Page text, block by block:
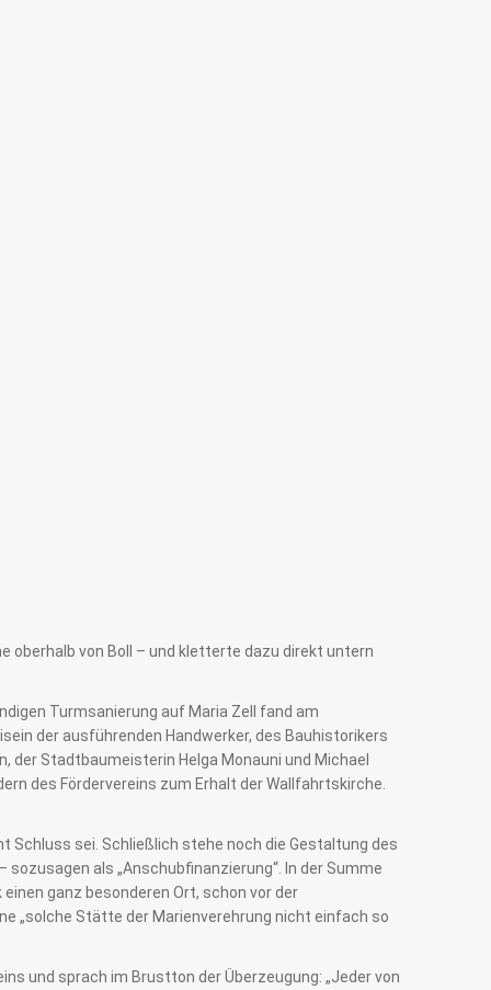
oberhalb von Boll – und kletterte dazu direkt untern
Turmsanierung auf Maria Zell fand am
der ausführenden Handwerker, des Bauhistorikers
der Stadtbaumeisterin Helga Monauni und Michael
des Fördervereins zum Erhalt der Wallfahrtskirche.
Schluss sei. Schließlich stehe noch die Gestaltung des
als „Anschubfinanzierung“. In der Summe
ganz besonderen Ort, schon vor der
„solche Stätte der Marienverehrung nicht einfach so
und sprach im Brustton der Überzeugung: „Jeder von